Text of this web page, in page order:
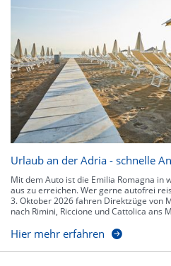
Urlaub an der Adria - schnelle
Mit dem Auto ist die Emilia Romagna in
aus zu erreichen. Wer gerne autofrei
3. Oktober 2026 fahren Direktzüge von
nach Rimini, Riccione und Cattolica ans
Hier mehr erfahren